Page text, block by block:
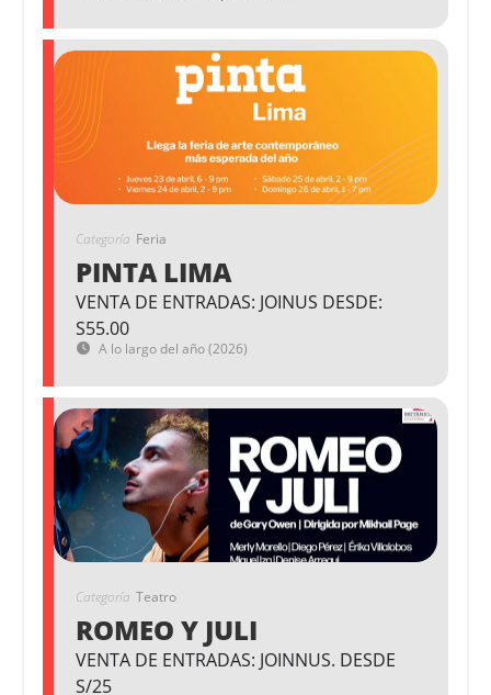
Categoría Feria
PINTA LIMA
VENTA DE ENTRADAS: JOINUS DESDE:
S55.00
A lo largo del año (2026)
Categoría Teatro
ROMEO Y JULI
VENTA DE ENTRADAS: JOINNUS. DESDE
S/25